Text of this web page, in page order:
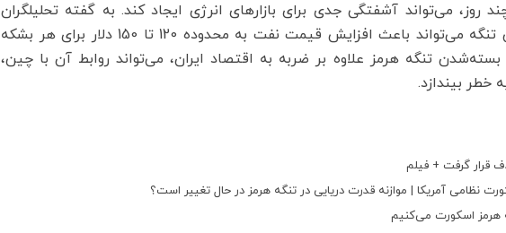
روز، می‌تواند آشفتگی جدی برای بازارهای انرژی ایجاد کند. به گفته تحلیلگران
شرکت تنها بسته‌شدن یک‌روزه این تنگه می‌تواند باعث افزایش قیمت نفت به محدوده 120 تا 150 دلار برای هر بشکه
بسته‌شدن تنگه هرمز علاوه بر ضربه به اقتصاد ایران، می‌تواند روابط آن با چین،
خطر بیندازد.
قرار گرفت + فیلم
نظامی آمریکا | موازنه قدرت دریایی در تنگه هرمز در حال تغییر است؟
هرمز اسکورت می‌کنیم